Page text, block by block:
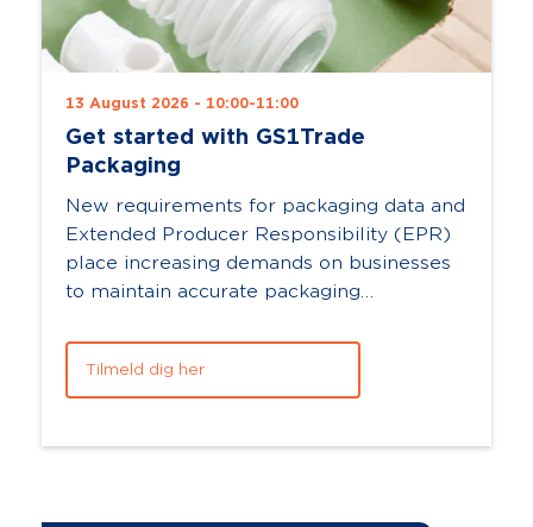
13 August 2026 - 10:00-11:00
Get started with GS1Trade
Packaging
New requirements for packaging data and
Extended Producer Responsibility (EPR)
place increasing demands on businesses
to maintain accurate packaging
GS1Trade Packag...
Tilmeld dig her